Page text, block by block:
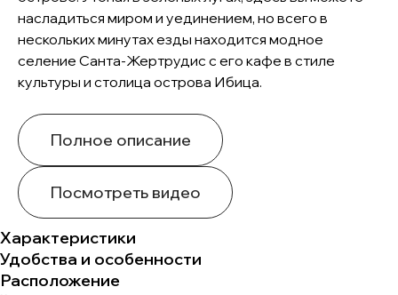
насладиться миром и уединением, но всего в
нескольких минутах езды находится модное
селение Санта-Жертрудис с его кафе в стиле
культуры и столица острова Ибица.
Полное описание
Посмотреть видео
Характеристики
Удобства и особенности
Расположение